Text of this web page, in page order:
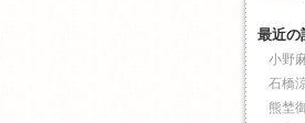
最近の
小野
石橋
熊埜